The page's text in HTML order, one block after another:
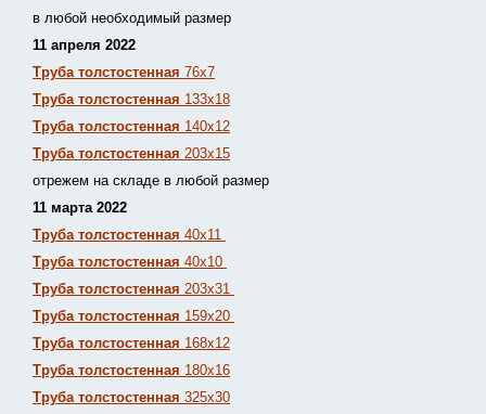
в любой необходимый размер
11 апреля 2022
Труба толстостенная 76х7
Труба толстостенная 133х18
Труба толстостенная 140х12
Труба толстостенная 203х15
отрежем на складе в любой размер
11 марта 2022
Труба толстостенная 40х11
Труба толстостенная 40х10
Труба толстостенная 203х31
Труба толстостенная 159х20
Труба толстостенная 168х12
Труба толстостенная 180х16
Труба толстостенная 325х30